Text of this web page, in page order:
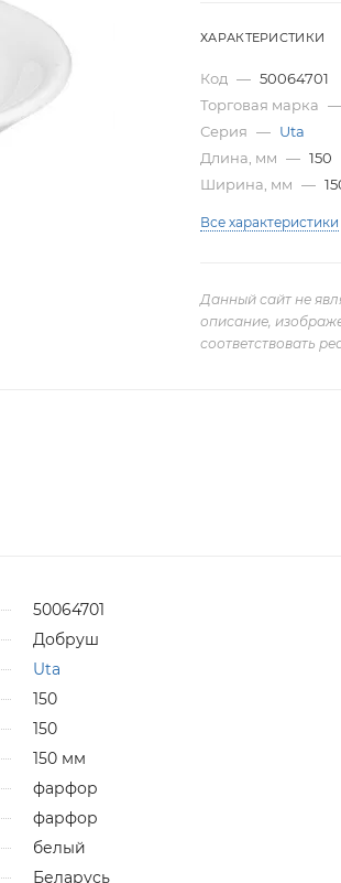
ХАРАКТЕРИСТИКИ
Код — 50064701
Торговая марка —
Серия — Uta
Длина, мм — 150
Ширина, мм —
Все характеристики
Данный сайт не
описание,
соответствовать
50064701
Добруш
Uta
150
150
150 мм
фарфор
фарфор
белый
Беларусь